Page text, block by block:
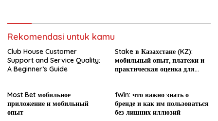
Rekomendasi untuk kamu
Club House Customer
Support and Service Quality:
A Beginner’s Guide
Stake в Казахстане (KZ):
мобильный опыт, платежи и
практическая оценка для
Most Bet мобильное
приложение и мобильный
опыт
1Win: что важно знать о
бренде и как им пользоваться
без лишних иллюзий